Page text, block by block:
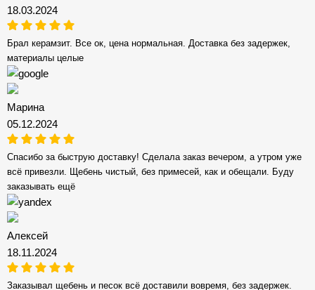
18.03.2024
Брал керамзит. Все ок, цена нормальная. Доставка без задержек,
материалы целые
Марина
05.12.2024
Спасибо за быструю доставку! Сделала заказ вечером, а утром уже
всё привезли. Щебень чистый, без примесей, как и обещали. Буду
заказывать ещё
Алексей
18.11.2024
Заказывал щебень и песок всё доставили вовремя, без задержек.